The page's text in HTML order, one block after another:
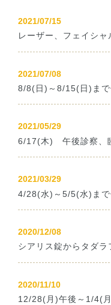
2021/07/15
レーザー、フェイシャ
2021/07/08
8/8(日)～8/15(日)まで
2021/05/29
6/17(木) 午後診察、
2021/03/29
4/28(水)～5/5(水)まで
2020/12/08
シアリス錠からタダ
2020/11/10
12/28(月)午後～1/4(